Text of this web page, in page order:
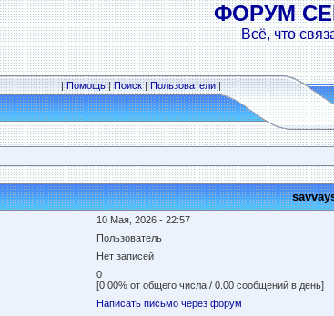
ФОРУМ
Всё, что
|Помощь|Поиск|Пользователи|
10 Мая, 2026 - 22:57
Пользователь
Нет записей
0
[0.00% от общего числа / 0.00 сообщений в день]
Написать письмо через форум